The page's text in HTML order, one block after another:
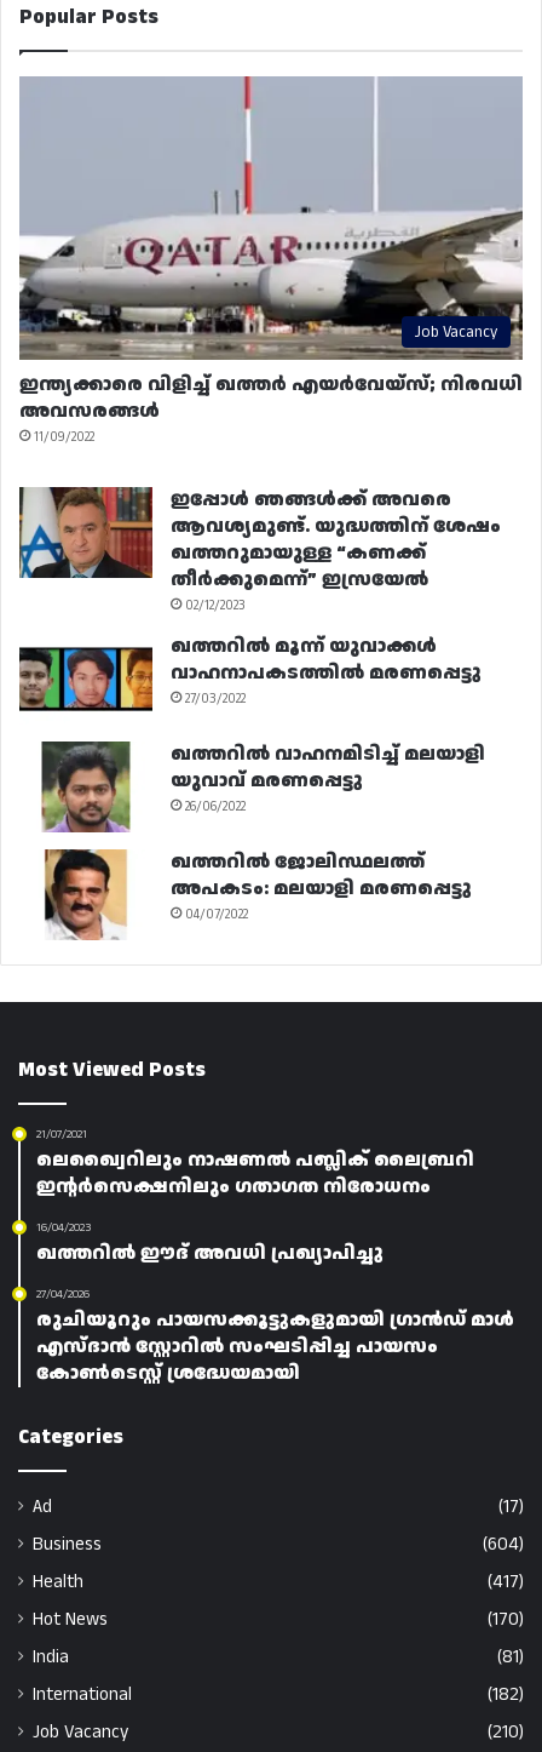
Popular Posts
Job Vacancy
ഇന്ത്യക്കാരെ വിളിച്ച് ഖത്തർ എയർവേയ്‌സ്; നിരവധി
അവസരങ്ങൾ
11/09/2022
ഇപ്പോൾ ഞങ്ങൾക്ക് അവരെ
ആവശ്യമുണ്ട്. യുദ്ധത്തിന് ശേഷം
ഖത്തറുമായുള്ള “കണക്ക്
തീർക്കുമെന്ന്” ഇസ്രയേൽ
02/12/2023
ഖത്തറിൽ മൂന്ന് യുവാക്കൾ
വാഹനാപകടത്തിൽ മരണപ്പെട്ടു
27/03/2022
ഖത്തറിൽ വാഹനമിടിച്ച് മലയാളി
യുവാവ് മരണപ്പെട്ടു
26/06/2022
ഖത്തറിൽ ജോലിസ്ഥലത്ത്
അപകടം: മലയാളി മരണപ്പെട്ടു
04/07/2022
Most Viewed Posts
21/07/2021
ലെഖ്വൈറിലും നാഷണൽ പബ്ലിക് ലൈബ്രറി
ഇന്റർസെക്ഷനിലും ഗതാഗത നിരോധനം
16/04/2023
ഖത്തറിൽ ഈദ് അവധി പ്രഖ്യാപിച്ചു
27/04/2026
രുചിയൂറും പായസക്കൂട്ടുകളുമായി ഗ്രാൻഡ് മാൾ
എസ്ദാൻ സ്റ്റോറിൽ സംഘടിപ്പിച്ച പായസം
കോൺടെസ്റ്റ് ശ്രദ്ധേയമായി
Categories
Ad
(17)
Business
(604)
Health
(417)
Hot News
(170)
India
(81)
International
(182)
Job Vacancy
(210)